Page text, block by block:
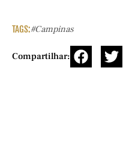
TAGS:#campinas
Compartilhar: